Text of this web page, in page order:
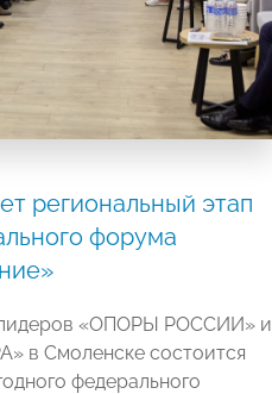
региональный этап
форума
лидеров «ОПОРЫ РОССИИ» и
в Смоленске состоится
федерального